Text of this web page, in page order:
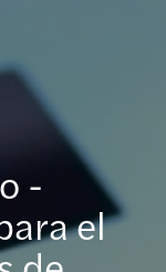
-
el